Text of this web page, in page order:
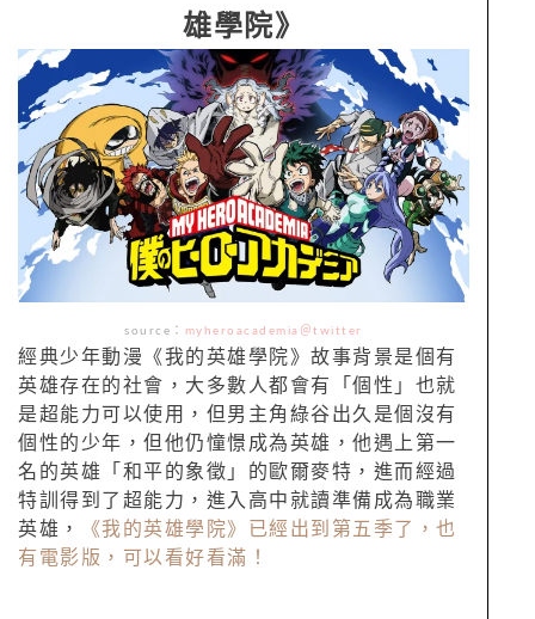
雄學院》
source： myheroacademia＠twitter
經典少年動漫《我的英雄學院》故事背景是個有
英雄存在的社會，大多數人都會有「個性」也就
是超能力可以使用，但男主角綠谷出久是個沒有
個性的少年，但他仍憧憬成為英雄，他遇上第一
名的英雄「和平的象徵」的歐爾麥特，進而經過
特訓得到了超能力，進入高中就讀準備成為職業
英雄，
《我的英雄學院》已經出到第五季了，也
有電影版，可以看好看滿！